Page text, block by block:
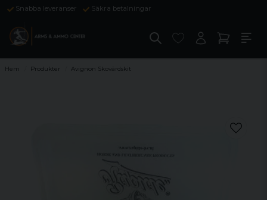
Snabba leveranser Säkra betalningar
Hem Produkter Avignon Skovärdskit